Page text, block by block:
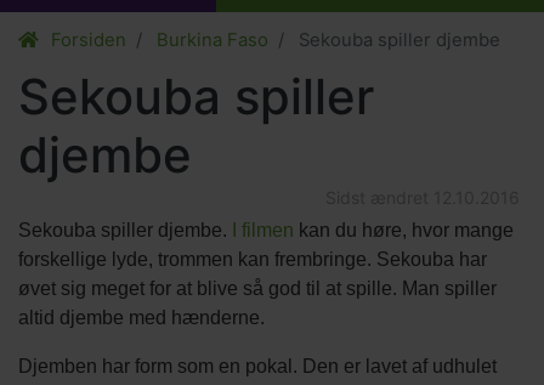
Forsiden Burkina Faso Sekouba spiller djembe
Sekouba spiller
djembe
Sekouba spiller djembe.
I filmen kan du høre, hvor mange
forskellige lyde, trommen kan frembringe. Sekouba har
øvet sig meget for at blive så god til at spille. Man spiller
altid djembe med hænderne.
Djemben har form som en pokal. Den er lavet af udhulet